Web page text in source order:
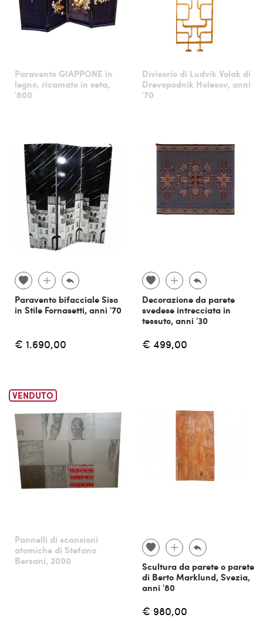
Paravento GIAPPONE in
legno, ricamato in seta,
'800
Divisorio di Ludvik Volak di
Drevopodnik Holesov, anni
'70
Paravento bifacciale Siso
in Stile Fornasetti, anni '70
€ 1.690,00
Decorazione da parete
svedese intrecciata in
tessuto, anni '30
€ 499,00
VENDUTO
Pannelli di scansioni
atomiche di Stefano
Bersani, 2000
Scultura da parete o parete
di Berto Marklund, Svezia,
anni '80
€ 980,00